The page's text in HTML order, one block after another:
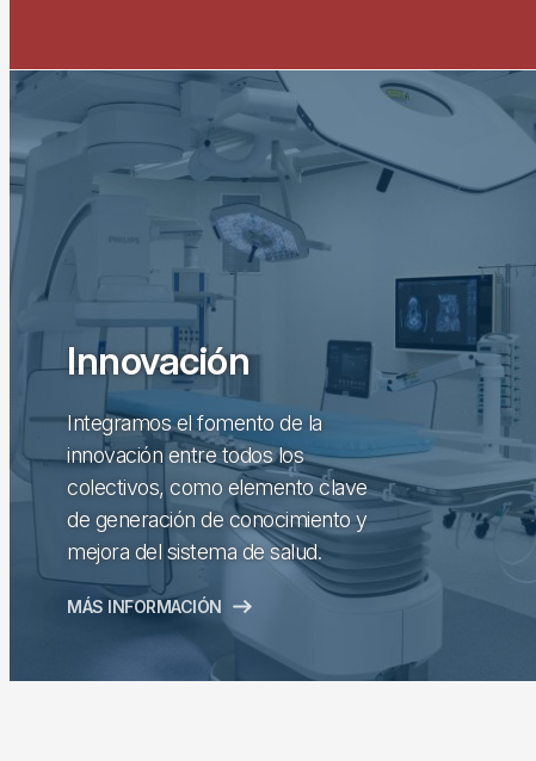
Innovación
Integramos el fomento de la
innovación entre todos los
colectivos, como elemento clave
de generación de conocimiento y
mejora del sistema de salud.
MÁS INFORMACIÓN